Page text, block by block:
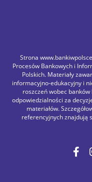
Strona
Procesów Bankowych i
Polskich. Materiały
informacyjno-edukacyjny i
roszczeń wobec banków
odpowiedzialności za
materiałów.
referencyjnych znajdują